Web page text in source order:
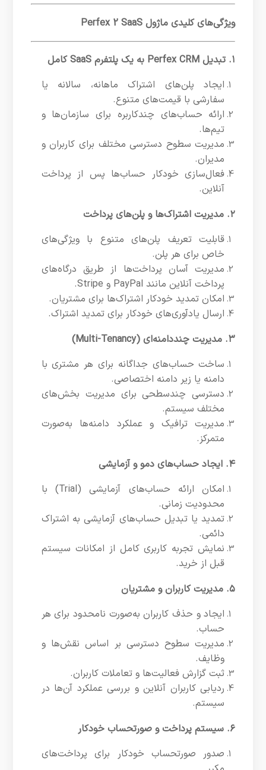
ویژگی‌های کلیدی ماژول Perfex 2 SaaS
۱. تبدیل Perfex CRM به یک پلتفرم SaaS کامل
ایجاد پلن‌های اشتراک ماهانه، سالانه یا
سفارشی با قیمت‌های متنوع.
ارائه حساب‌های چندکاربره برای سازمان‌ها و
تیم‌ها.
مدیریت سطوح دسترسی مختلف برای کاربران و
مدیران.
فعال‌سازی خودکار حساب‌ها پس از پرداخت
آنلاین.
۲. مدیریت اشتراک‌ها و پلن‌های پرداخت
قابلیت تعریف پلن‌های متنوع با ویژگی‌های
خاص برای هر پلن.
مدیریت آسان پرداخت‌ها از طریق درگاه‌های
پرداخت آنلاین مانند PayPal و Stripe.
امکان تمدید خودکار اشتراک‌ها برای مشتریان.
ارسال یادآوری‌های خودکار برای تمدید اشتراک.
۳. مدیریت چنددامنه‌ای (Multi-Tenancy)
ساخت حساب‌های جداگانه برای هر مشتری با
دامنه یا زیر دامنه اختصاصی.
دسترسی چندسطحی برای مدیریت بخش‌های
مختلف سیستم.
مدیریت ترافیک و عملکرد دامنه‌ها به‌صورت
متمرکز.
۴. ایجاد حساب‌های دمو و آزمایشی
امکان ارائه حساب‌های آزمایشی (Trial) با
محدودیت زمانی.
تمدید یا تبدیل حساب‌های آزمایشی به اشتراک
دائمی.
نمایش تجربه کاربری کامل از امکانات سیستم
قبل از خرید.
۵. مدیریت کاربران و مشتریان
ایجاد و حذف کاربران به‌صورت نامحدود برای هر
حساب.
مدیریت سطوح دسترسی بر اساس نقش‌ها و
وظایف.
ثبت گزارش فعالیت‌ها و تعاملات کاربران.
ردیابی کاربران آنلاین و بررسی عملکرد آن‌ها در
سیستم.
۶. سیستم پرداخت و صورتحساب خودکار
صدور صورتحساب خودکار برای پرداخت‌های